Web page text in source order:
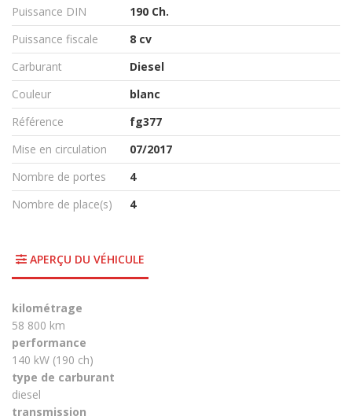
Puissance DIN
190 Ch.
Puissance fiscale
8 cv
Carburant
Diesel
Couleur
blanc
Référence
fg377
Mise en circulation
07/2017
Nombre de portes
4
Nombre de place(s)
4
APERÇU DU VÉHICULE
kilométrage
58 800 km
performance
140 kW (190 ch)
type de carburant
diesel
transmission